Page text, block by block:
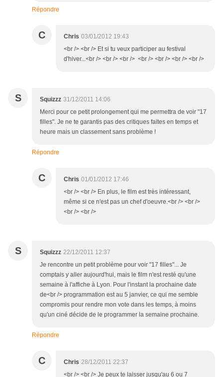
Répondre
C Chris 03/01/2012 19:43
<br /> <br /> Et si tu veux participer au festival
d'hiver...<br /> <br /> <br /> <br /> <br /> <br /> <br />
S Squizzz 31/12/2011 14:06
Merci pour ce petit prolongement qui me permettra de voir "17
filles". Je ne te garantis pas des critiques faites en temps et
heure mais un classement sans problème !
Répondre
C Chris 01/01/2012 17:46
<br /> <br /> En plus, le film est très intéressant,
même si ce n'est pas un chef d'oeuvre.<br /> <br />
<br /> <br />
S Squizzz 22/12/2011 12:37
Je rencontre un petit problème pour voir "17 filles"... Je
comptais y aller aujourd'hui, mais le film n'est resté qu'une
semaine à l'affiche à Lyon. Pour l'instant la prochaine date
de<br /> programmation est au 5 janvier, ce qui me semble
compromis pour rendre mon vote dans les temps, à moins
qu'un ciné décide de le programmer la semaine prochaine.
Répondre
C Chris 28/12/2011 22:37
<br /> <br /> Je peux te laisser jusqu'au 6 ou 7